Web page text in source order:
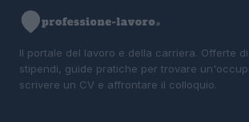
Il portale del lavoro e della carriera. Offerte
stipendi, guide pratiche per trovare
scrivere un CV e affrontare il colloquio.